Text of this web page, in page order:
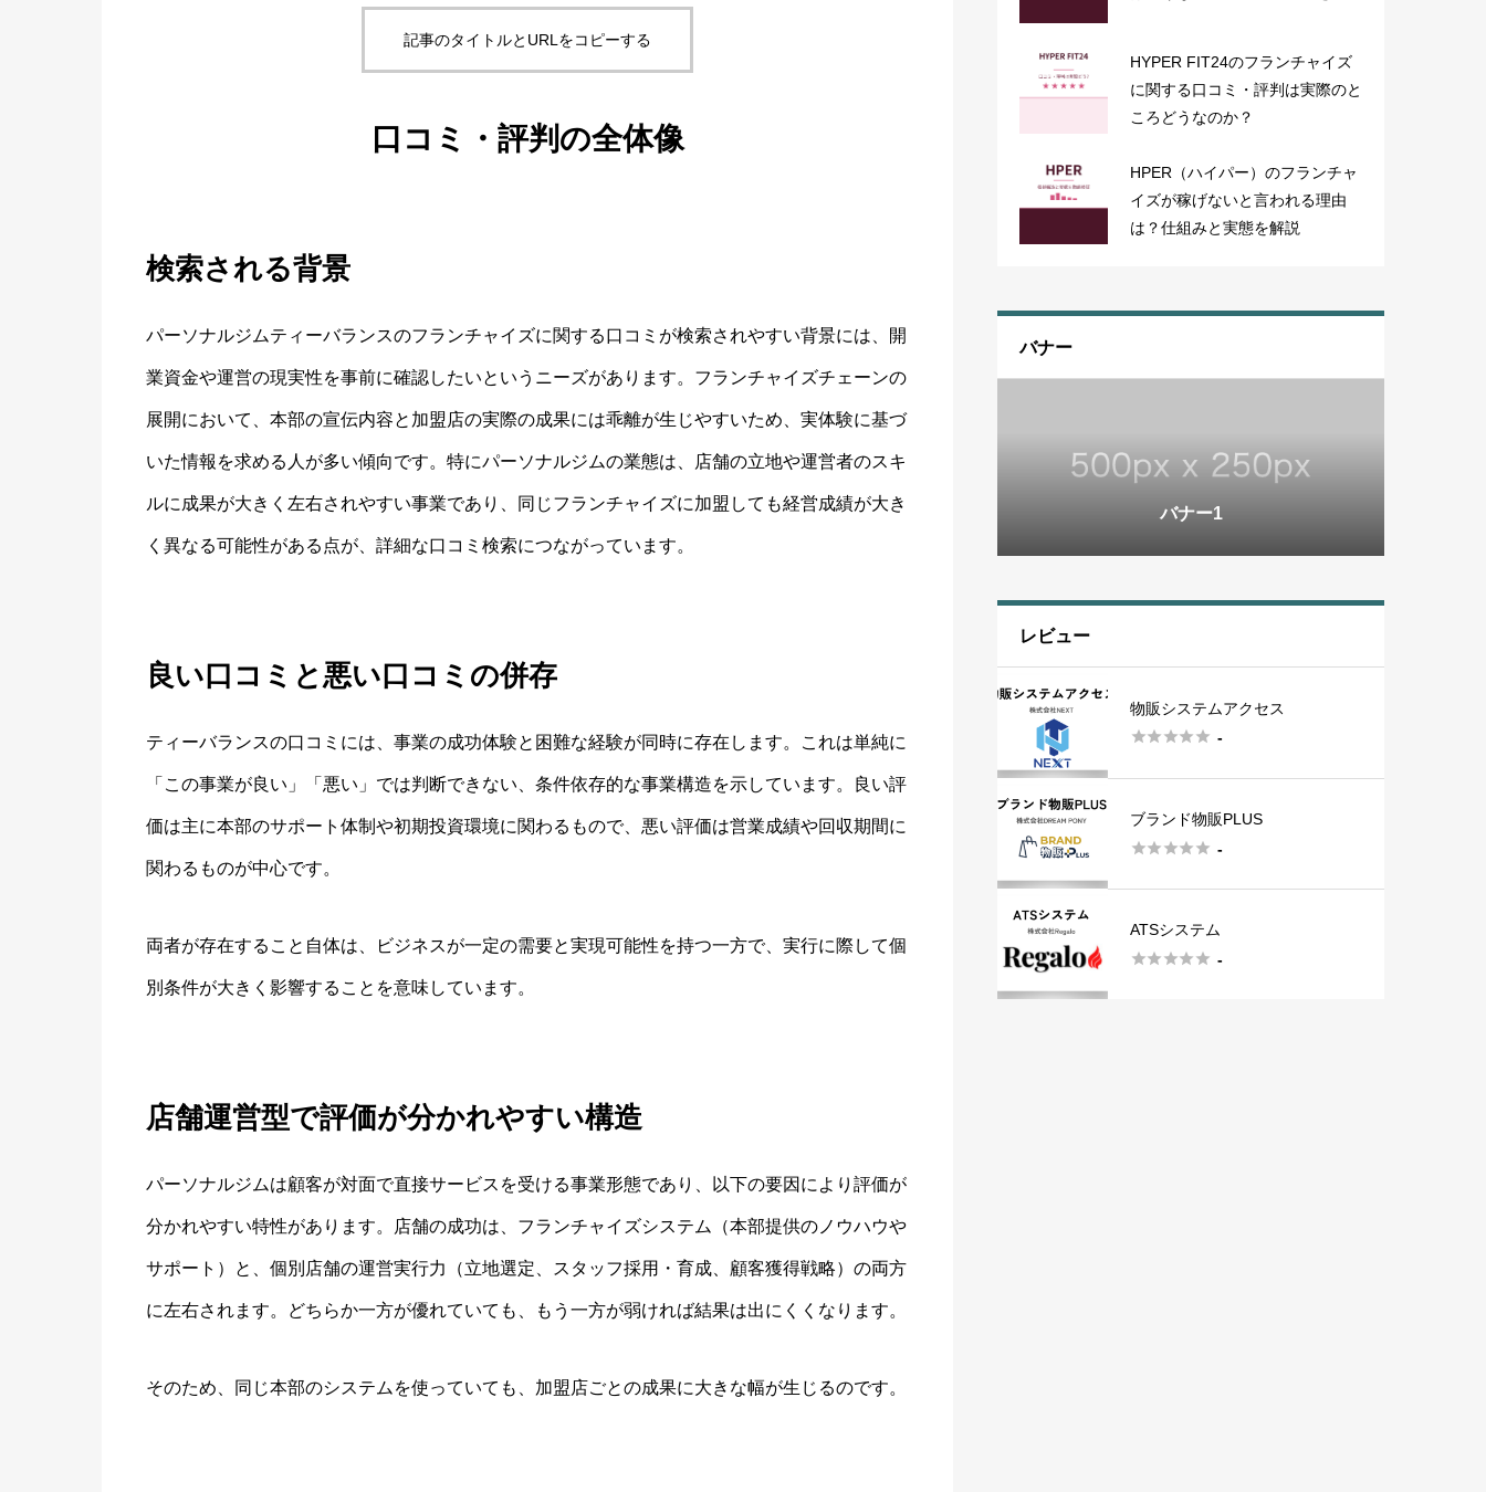
記事のタイトルとURLをコピーする
口コミ・評判の全体像
検索される背景
パーソナルジムティーバランスのフランチャイズに関する口コミが検索されやすい背景には、開
業資金や運営の現実性を事前に確認したいというニーズがあります。フランチャイズチェーンの
展開において、本部の宣伝内容と加盟店の実際の成果には乖離が生じやすいため、実体験に基づ
いた情報を求める人が多い傾向です。特にパーソナルジムの業態は、店舗の立地や運営者のスキ
ルに成果が大きく左右されやすい事業であり、同じフランチャイズに加盟しても経営成績が大き
く異なる可能性がある点が、詳細な口コミ検索につながっています。
良い口コミと悪い口コミの併存
ティーバランスの口コミには、事業の成功体験と困難な経験が同時に存在します。これは単純に
「この事業が良い」「悪い」では判断できない、条件依存的な事業構造を示しています。良い評
価は主に本部のサポート体制や初期投資環境に関わるもので、悪い評価は営業成績や回収期間に
関わるものが中心です。
両者が存在すること自体は、ビジネスが一定の需要と実現可能性を持つ一方で、実行に際して個
別条件が大きく影響することを意味しています。
店舗運営型で評価が分かれやすい構造
パーソナルジムは顧客が対面で直接サービスを受ける事業形態であり、以下の要因により評価が
分かれやすい特性があります。店舗の成功は、フランチャイズシステム（本部提供のノウハウや
サポート）と、個別店舗の運営実行力（立地選定、スタッフ採用・育成、顧客獲得戦略）の両方
に左右されます。どちらか一方が優れていても、もう一方が弱ければ結果は出にくくなります。
そのため、同じ本部のシステムを使っていても、加盟店ごとの成果に大きな幅が生じるのです。
HYPER FIT24のフランチャイズ
に関する口コミ・評判は実際のと
ころどうなのか？
HPER（ハイパー）のフランチャ
イズが稼げないと言われる理由
は？仕組みと実態を解説
バナー
バナー3
バナー1
バナー2
バナー3
バナー1
レビュー
物販システムアクセス
 -
ブランド物販PLUS
 -
ATSシステム
 -